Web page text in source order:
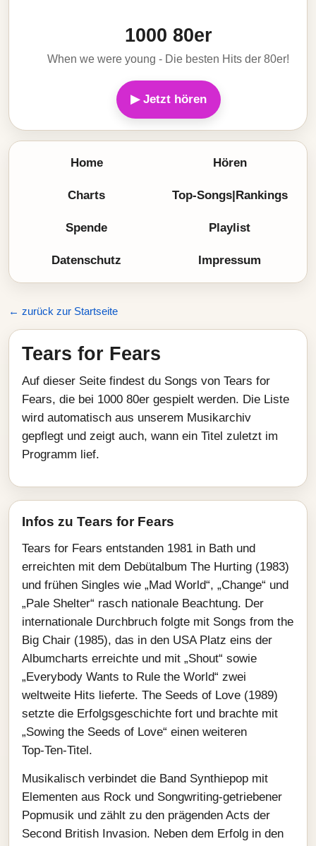
1000 80er
When we were young - Die besten Hits der 80er!
▶ Jetzt hören
Home Hören
Charts Top-Songs|Rankings
Spende Playlist
Datenschutz Impressum
← zurück zur Startseite
Tears for Fears
Auf dieser Seite findest du Songs von Tears for
Fears, die bei 1000 80er gespielt werden. Die Liste
wird automatisch aus unserem Musikarchiv
gepflegt und zeigt auch, wann ein Titel zuletzt im
Programm lief.
Infos zu Tears for Fears
Tears for Fears entstanden 1981 in Bath und
erreichten mit dem Debütalbum The Hurting (1983)
und frühen Singles wie „Mad World“, „Change“ und
„Pale Shelter“ rasch nationale Beachtung. Der
internationale Durchbruch folgte mit Songs from the
Big Chair (1985), das in den USA Platz eins der
Albumcharts erreichte und mit „Shout“ sowie
„Everybody Wants to Rule the World“ zwei
weltweite Hits lieferte. The Seeds of Love (1989)
setzte die Erfolgsgeschichte fort und brachte mit
„Sowing the Seeds of Love“ einen weiteren
Top‑Ten‑Titel.
Musikalisch verbindet die Band Synthiepop mit
Elementen aus Rock und Songwriting-getriebener
Popmusik und zählt zu den prägenden Acts der
Second British Invasion. Neben dem Erfolg in den